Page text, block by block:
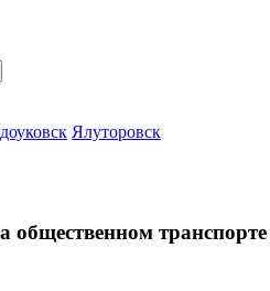
Ялуторовск
общественном транспорте